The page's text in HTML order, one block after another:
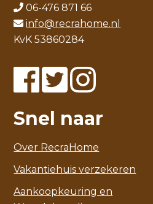
06-476 871 66
info@recrahome.nl
KvK 53860284
Snel naar
Over RecraHome
Vakantiehuis verzekeren
Aankoopkeuring en